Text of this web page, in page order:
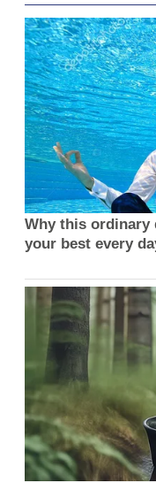
Why this ordinary
your best every